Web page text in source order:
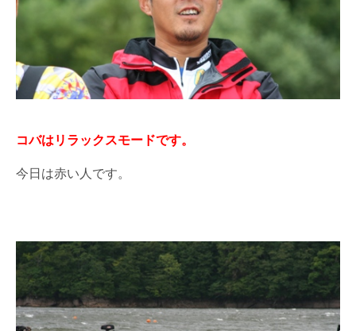
コバはリラックスモードです。
今日は赤い人です。